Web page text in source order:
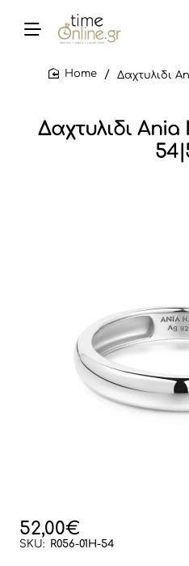
Δαχτυλιδι Ania
Δαχτυλιδι
52,00€
SKU: R056-01H-54